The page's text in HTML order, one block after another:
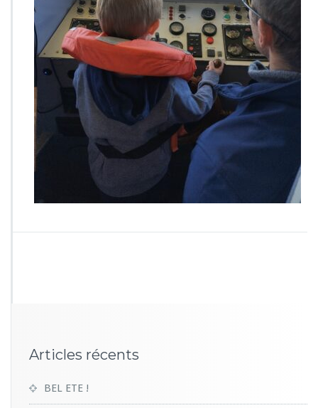
1
7
_
1
1
3
5
8
Articles récents
BEL ETE !